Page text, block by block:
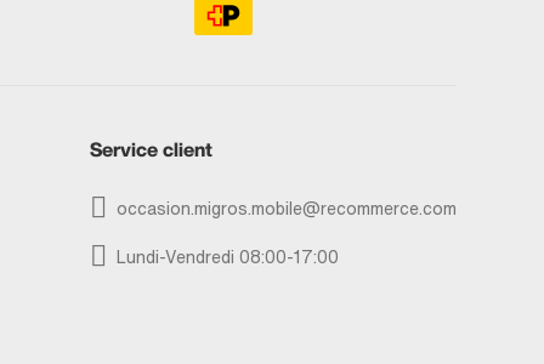
Service client
occasion.migros.mobile@recommerce.com
Lundi-Vendredi 08:00-17:00